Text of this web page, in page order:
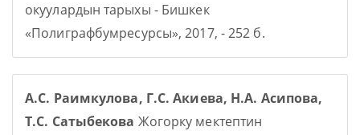
окуулардын тарыхы - Бишкек
«Полиграфбумресурсы», 2017, - 252 б.
А.С. Раимкулова, Г.С. Акиева, Н.А. Асипова,
Т.С. Сатыбекова Жогорку мектептин